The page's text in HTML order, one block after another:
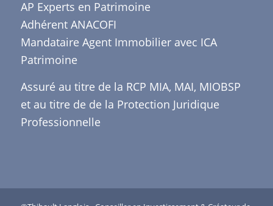
AP Experts en Patrimoine
Adhérent ANACOFI
Mandataire Agent Immobilier avec ICA
Patrimoine
Assuré au titre de la RCP MIA, MAI, MIOBSP
et au titre de de la Protection Juridique
Professionnelle